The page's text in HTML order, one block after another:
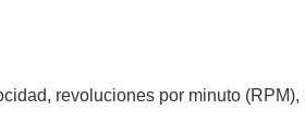
revoluciones por minuto